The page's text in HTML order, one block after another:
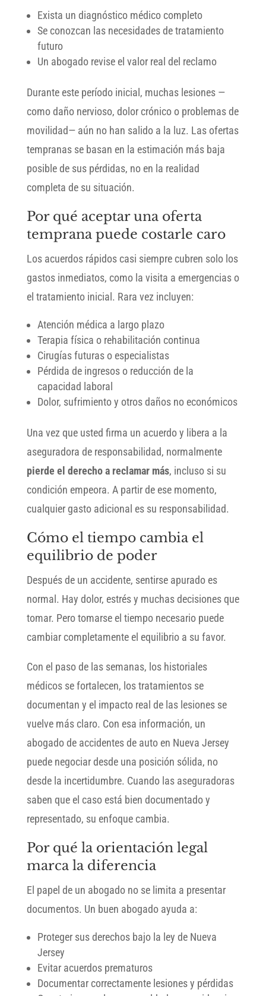
Exista un diagnóstico médico completo
Se conozcan las necesidades de tratamiento
futuro
Un abogado revise el valor real del reclamo
Durante este período inicial, muchas lesiones —
como daño nervioso, dolor crónico o problemas de
movilidad— aún no han salido a la luz. Las ofertas
tempranas se basan en la estimación más baja
posible de sus pérdidas, no en la realidad
completa de su situación.
Por qué aceptar una oferta
temprana puede costarle caro
Los acuerdos rápidos casi siempre cubren solo los
gastos inmediatos, como la visita a emergencias o
el tratamiento inicial. Rara vez incluyen:
Atención médica a largo plazo
Terapia física o rehabilitación continua
Cirugías futuras o especialistas
Pérdida de ingresos o reducción de la
capacidad laboral
Dolor, sufrimiento y otros daños no económicos
Una vez que usted firma un acuerdo y libera a la
aseguradora de responsabilidad, normalmente
pierde el derecho a reclamar más, incluso si su
condición empeora. A partir de ese momento,
cualquier gasto adicional es su responsabilidad.
Cómo el tiempo cambia el
equilibrio de poder
Después de un accidente, sentirse apurado es
normal. Hay dolor, estrés y muchas decisiones que
tomar. Pero tomarse el tiempo necesario puede
cambiar completamente el equilibrio a su favor.
Con el paso de las semanas, los historiales
médicos se fortalecen, los tratamientos se
documentan y el impacto real de las lesiones se
vuelve más claro. Con esa información, un
abogado de accidentes de auto en Nueva Jersey
puede negociar desde una posición sólida, no
desde la incertidumbre. Cuando las aseguradoras
saben que el caso está bien documentado y
representado, su enfoque cambia.
Por qué la orientación legal
marca la diferencia
El papel de un abogado no se limita a presentar
documentos. Un buen abogado ayuda a:
Proteger sus derechos bajo la ley de Nueva
Jersey
Evitar acuerdos prematuros
Documentar correctamente lesiones y pérdidas